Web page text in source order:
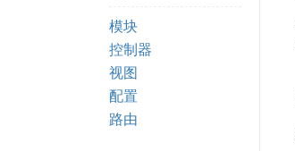
模块
控制器
视图
配置
路由